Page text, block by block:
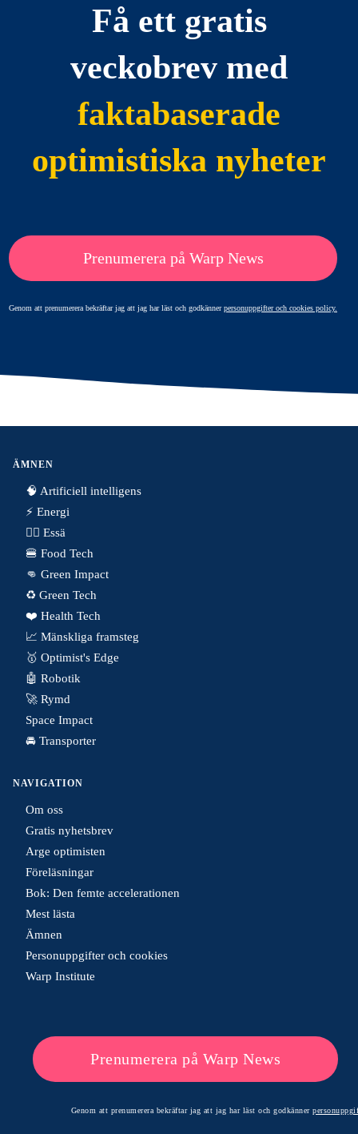
Få ett gratis
veckobrev med
faktabaserade
optimistiska nyheter
Prenumerera på Warp News
Genom att prenumerera bekräftar jag att jag har läst och godkännerpersonuppgifter och cookies policy.
ÄMNEN
🧠 Artificiell intelligens
⚡️ Energi
✍🏼 Essä
🍔 Food Tech
👊 Green Impact
♻️ Green Tech
❤️ Health Tech
📈 Mänskliga framsteg
🥇 Optimist's Edge
🤖 Robotik
🚀 Rymd
Space Impact
🚘 Transporter
NAVIGATION
Om oss
Gratis nyhetsbrev
Arge optimisten
Föreläsningar
Bok: Den femte accelerationen
Mest lästa
Ämnen
Personuppgifter och cookies
Warp Institute
Prenumerera på Warp News
Genom att prenumerera bekräftar jag att jag har läst och godkänner